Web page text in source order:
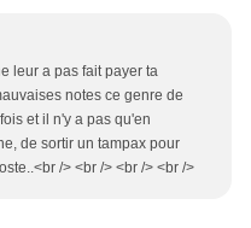
leur a pas fait payer ta
notes ce genre de
et il n'y a pas qu'en
de sortir un tampax pour
/> <br /> <br /> <br />